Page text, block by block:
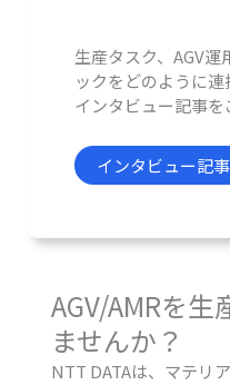
生産タスク、AGV
ックをどのように
インタビュー記事を
インタビュー記
AGV/AMRを
ませんか？
NTT DATAは、マテリ